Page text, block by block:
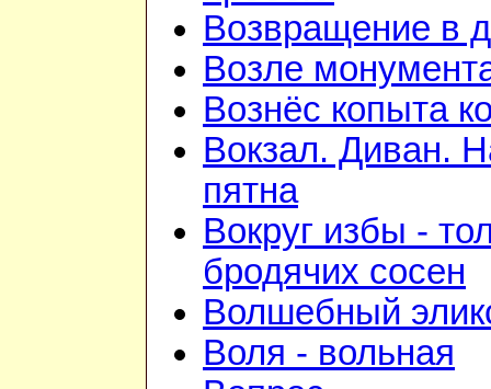
Возвращение в
Возле
Вознёс копыта
Вокзал. Диван.
пятна
Вокруг избы -
бродячих сосен
Волшебный
Воля - вольная